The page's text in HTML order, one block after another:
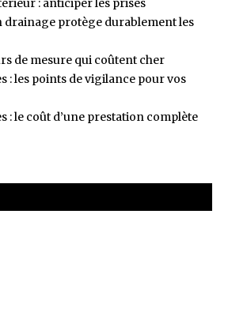
: anticiper les prises
drainage protège durablement les
de mesure qui coûtent cher
: les points de vigilance pour vos
: le coût d’une prestation complète